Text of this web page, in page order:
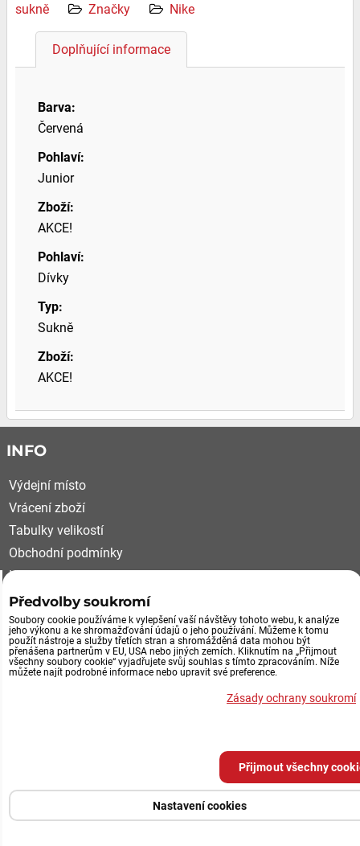
sukně
Značky Nike
Doplňující informace
Barva:
Červená
Pohlaví:
Junior
Zboží:
AKCE!
Pohlaví:
Dívky
Typ:
Sukně
Zboží:
AKCE!
INFO
Výdejní místo
Vrácení zboží
Tabulky velikostí
Obchodní podmínky
Kariéra
Reklamační řád
VÝDEJNÍ MÍSTO, VRÁCENÍ ZBOŽÍ
Průmyslová 492/29
Zásady ochrany soukromí
Předvolby soukromí
Soubory cookie používáme k vylepšení vaší návštěvy tohoto webu, k analýze
jeho výkonu a ke shromažďování údajů o jeho používání. Můžeme k tomu
použít nástroje a služby třetích stran a shromážděná data mohou být
přenášena partnerům v EU, USA nebo jiných zemích. Kliknutím na „Přijmout
všechny soubory cookie“ vyjadřujete svůj souhlas s tímto zpracováním. Níže
můžete najít podrobné informace nebo upravit své preference.
Zásady ochrany soukromí
Nastavení cookies
Přijmout všechny